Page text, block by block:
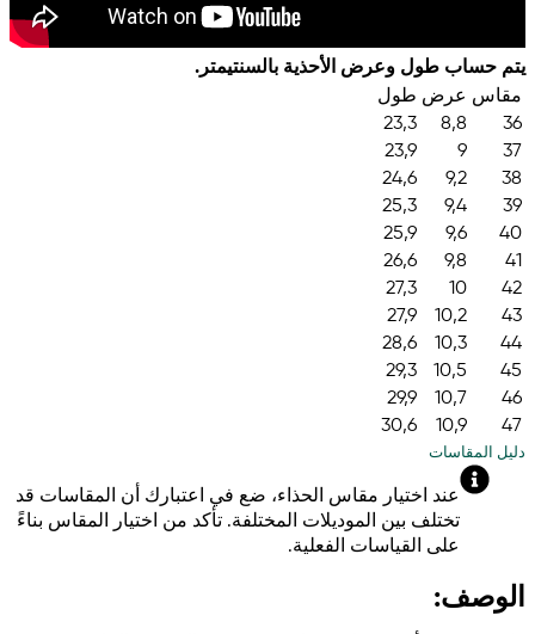
يتم حساب طول وعرض الأحذية بالسنتيمتر.
مقاس عرض طول
36
8,8
23,3
37
9
23,9
38
9,2
24,6
39
9,4
25,3
40
9,6
25,9
41
9,8
26,6
42
10
27,3
43
10,2
27,9
44
10,3
28,6
45
10,5
29,3
46
10,7
29,9
47
10,9
30,6
دليل المقاسات
عند اختيار مقاس الحذاء، ضع في اعتبارك أن المقاسات قد
تختلف بين الموديلات المختلفة. تأكد من اختيار المقاس بناءً
على القياسات الفعلية.
الوصف: